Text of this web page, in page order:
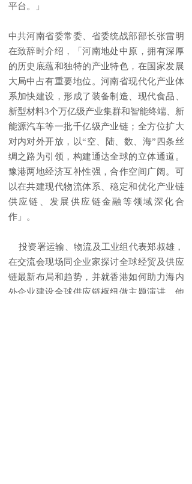
平台。」
中共河南省委常委、省委统战部部长张雷明
在致辞时介绍，「河南地处中原，拥有深厚
的历史底蕴和独特的产业特色，在国家发展
大局中占有重要地位。河南省现代化产业体
系加快建设，形成了装备制造、现代食品、
新型材料3个万亿级产业集群和智能终端、新
能源汽车等一批千亿级产业链；全方位扩大
对内对外开放，以“空、陆、数、海”四条丝
绸之路为引领，构建通达全球的立体通道。
豫港两地经济互补性强，合作空间广阔。可
以在共建现代物流体系、稳定和优化产业链
供应链、发展供应链金融等领域深化合
作」。
投资署运输、物流及工业组代表郑叔雄，
在交流会现场同企业家探讨全球经贸及供应
链最新布局和趋势，并就香港如何助力海内
外企业建设全球供应链枢纽做主题演讲。他